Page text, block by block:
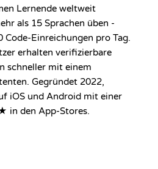
Lernende weltweit
als 15 Sprachen üben -
Code-Einreichungen pro Tag.
erhalten verifizierbare
schneller mit einem
Gegründet 2022,
iOS und Android mit einer
in den App-Stores.